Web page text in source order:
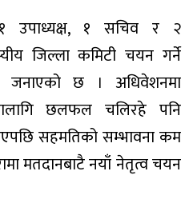
उपाध्यक्ष, १ सचिव र २
जिल्ला कमिटी चयन गर्ने
जनाएको छ । अधिवेशनमा
छलफल चलिरहे पनि
सहमतिको सम्भावना कम
मतदानबाटै नयाँ नेतृत्व चयन